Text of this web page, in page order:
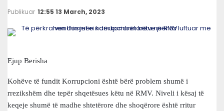
Publikuar 12:55 13 March, 2023
Ejup Berisha
Kohëve të fundit Korrupcioni është bërë problem shumë i
rrezikshëm dhe tepër shqetësues këtu në RMV. Niveli i kësaj të
keqeje shumë të madhe shtetërore dhe shoqërore është rritur